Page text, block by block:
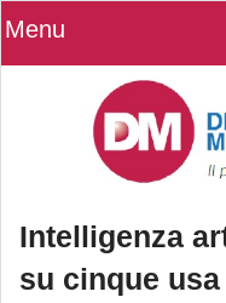
Menu
Intelligenza
su cinque